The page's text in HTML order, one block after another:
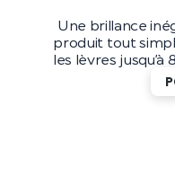
Une brillance
produit tout
les lèvres